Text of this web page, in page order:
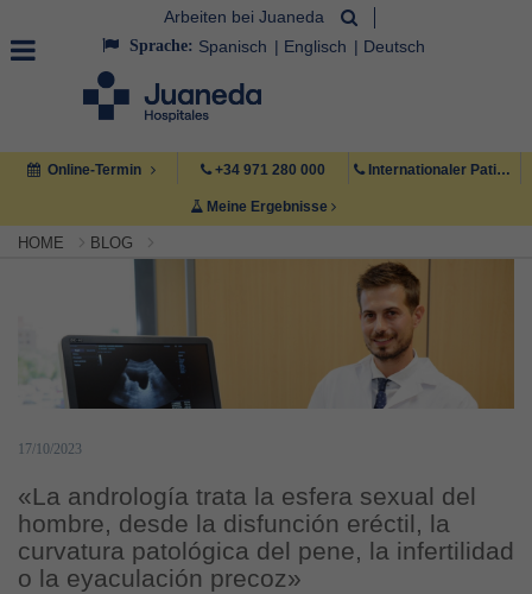
Arbeiten bei Juaneda
Sprache: Spanisch Englisch Deutsch
Online-Termin +34 971 280 000 Internationaler Patient +34 971 222 222
Meine Ergebnisse
HOME BLOG
17/10/2023
«La andrología trata la esfera sexual del
hombre, desde la disfunción eréctil, la
curvatura patológica del pene, la infertilidad
o la eyaculación precoz»